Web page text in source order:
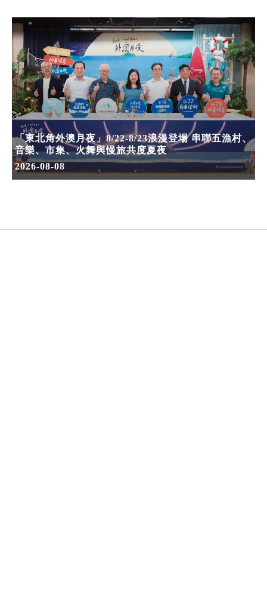
「東北角外澳月夜」8/22-8/23浪漫登場 串聯五漁村、
音樂、市集、火舞與慢旅共度夏夜
2026-08-08